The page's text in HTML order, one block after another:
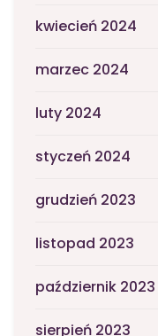
kwiecień 2024
marzec 2024
luty 2024
styczeń 2024
grudzień 2023
listopad 2023
październik 2023
sierpień 2023